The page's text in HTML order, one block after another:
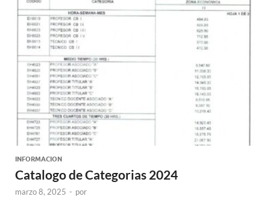
INFORMACION
Catalogo de Categorias 2024
marzo 8, 2025 - por